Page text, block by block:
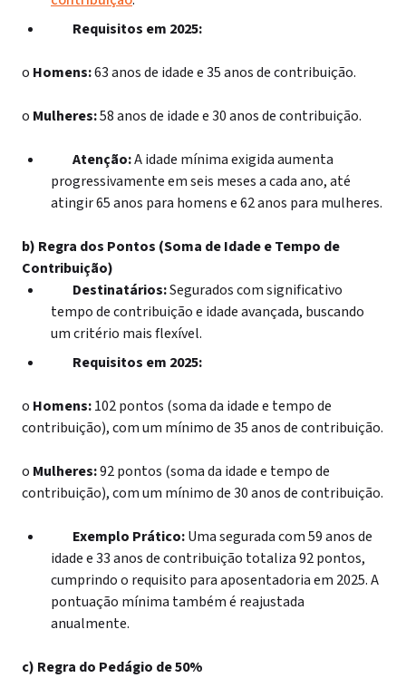
Requisitos em 2025:
o Homens:63 anos de idade e 35 anos de contribuição.
o Mulheres:58 anos de idade e 30 anos de contribuição.
Atenção:A idade mínima exigida aumenta
progressivamente em seis meses a cada ano, até
atingir 65 anos para homens e 62 anos para mulheres.
b) Regra dos Pontos (Soma de Idade e Tempo de
Contribuição)
Destinatários:Segurados com significativo
tempo de contribuição e idade avançada, buscando
um critério mais flexível.
Requisitos em 2025:
o Homens:102 pontos (soma da idade e tempo de
contribuição), com um mínimo de 35 anos de contribuição.
o Mulheres:92 pontos (soma da idade e tempo de
contribuição), com um mínimo de 30 anos de contribuição.
Exemplo Prático:Uma segurada com 59 anos de
idade e 33 anos de contribuição totaliza 92 pontos,
cumprindo o requisito para aposentadoria em 2025. A
pontuação mínima também é reajustada
anualmente.
c) Regra do Pedágio de 50%